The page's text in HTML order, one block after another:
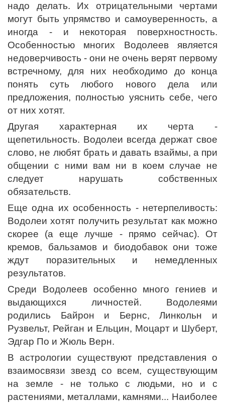
надо делать. Их отрицательными чертами
могут быть упрямство и самоуверенность, а
иногда - и некоторая поверхностность.
Особенностью многих Водолеев является
недоверчивость - они не очень верят первому
встречному, для них необходимо до конца
понять суть любого нового дела или
предложения, полностью уяснить себе, чего
от них хотят.
Другая характерная их черта -
щепетильность. Водолеи всегда держат свое
слово, не любят брать и давать взаймы, а при
общении с ними вам ни в коем случае не
следует нарушать собственных
обязательств.
Еще одна их особенность - нетерпеливость:
Водолеи хотят получить результат как можно
скорее (а еще лучше - прямо сейчас). От
кремов, бальзамов и биодобавок они тоже
ждут поразительных и немедленных
результатов.
Среди Водолеев особенно много гениев и
выдающихся личностей. Водолеями
родились Байрон и Бернс, Линкольн и
Рузвельт, Рейган и Ельцин, Моцарт и Шуберт,
Эдгар По и Жюль Верн.
В астрологии существуют представления о
взаимосвязи звезд со всем, существующим
на земле - не только с людьми, но и с
растениями, металлами, камнями... Наиболее